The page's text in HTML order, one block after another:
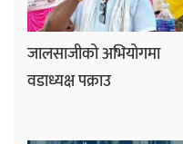
जालसाजीको अभियोगमा
वडाध्यक्ष पक्राउ